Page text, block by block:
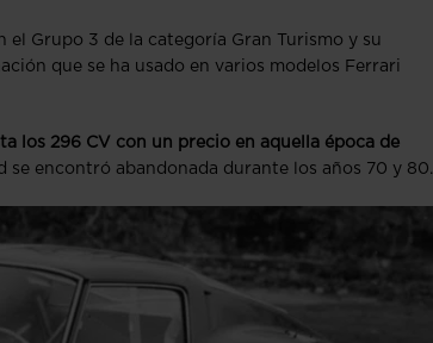
el Grupo 3 de la categoría Gran Turismo y su
que se ha usado en varios modelos Ferrari
los 296 CV con un precio en aquella época de
encontró abandonada durante los años 70 y 80.